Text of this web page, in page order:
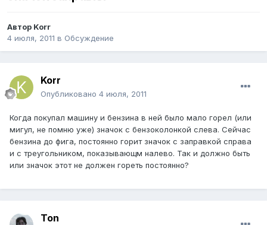
Автор Korr
4 июля, 2011 в Обсуждение
Korr
Опубликовано 4 июля, 2011
Когда покупал машину и бензина в ней было мало горел (или
мигул, не помню уже) значок с бензоколонкой слева. Сейчас
бензина до фига, постоянно горит значок с заправкой справа
и с треугольником, показывающм налево. Так и должно быть
или значок этот не должен гореть постоянно?
Ton